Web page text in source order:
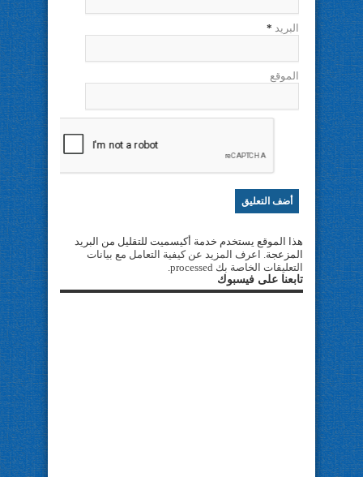
البريد *
الموقع
هذا الموقع يستخدم خدمة أكيسميت للتقليل من البريد
المزعجة. اعرف المزيد عن كيفية التعامل مع بيانات
التعليقات الخاصة بك processed
.
تابعنا على فيسبوك